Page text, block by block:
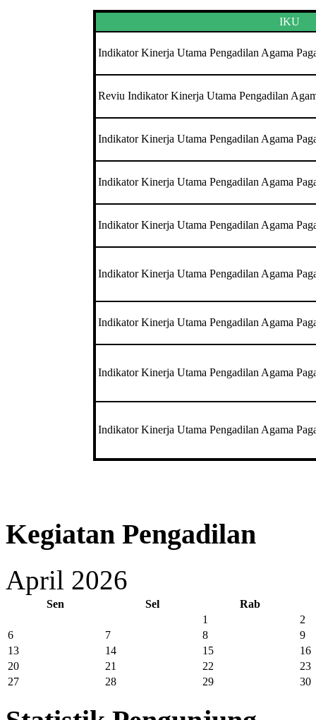
IKU
Indikator Kinerja Utama Pengadilan Agama
Reviu Indikator Kinerja Utama Pengadilan
Indikator Kinerja Utama Pengadilan Agama
Indikator Kinerja Utama Pengadilan Agama
Indikator Kinerja Utama Pengadilan Agama
Indikator Kinerja Utama Pengadilan Agama
Indikator Kinerja Utama Pengadilan Agama
Indikator Kinerja Utama Pengadilan Agama
Indikator Kinerja Utama Pengadilan Agama
Kegiatan Pengadilan
April 2026
Sen Sel
Rab
1
2
6
7 8
9
13
14 15
16
20
21 22
23
27
28 29 30